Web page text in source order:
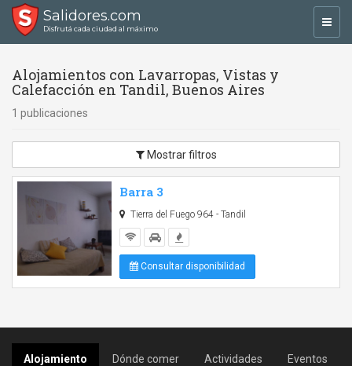
Salidores.com
Disfrutá cada ciudad al máximo
Alojamientos con Lavarropas, Vistas y
Calefacción en Tandil, Buenos Aires
1 publicaciones
Mostrar filtros
Barra 3
Tierra del Fuego 964 - Tandil
Consultar disponibilidad
Alojamiento Dónde comer Actividades Eventos